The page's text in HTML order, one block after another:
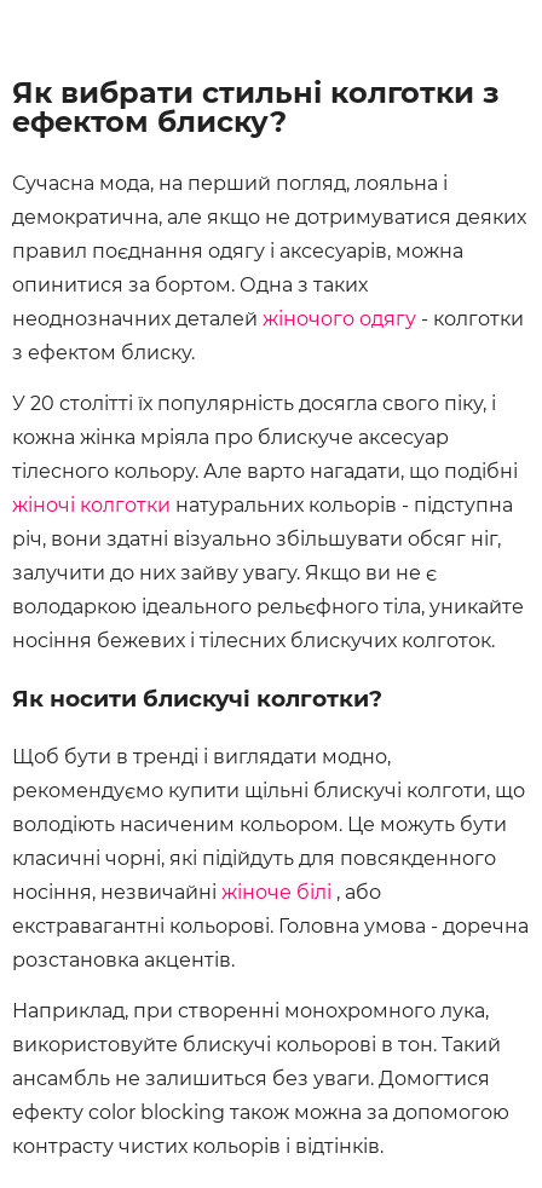
Як вибрати стильні колготки з
ефектом блиску?
Сучасна мода, на перший погляд, лояльна і
демократична, але якщо не дотримуватися деяких
правил поєднання одягу і аксесуарів, можна
опинитися за бортом. Одна з таких
неоднозначних деталей жіночого одягу - колготки
з ефектом блиску.
У 20 столітті їх популярність досягла свого піку, і
кожна жінка мріяла про блискуче аксесуар
тілесного кольору. Але варто нагадати, що подібні
жіночі колготки натуральних кольорів - підступна
річ, вони здатні візуально збільшувати обсяг ніг,
залучити до них зайву увагу. Якщо ви не є
володаркою ідеального рельєфного тіла, уникайте
носіння бежевих і тілесних блискучих колготок.
Як носити блискучі колготки?
Щоб бути в тренді і виглядати модно,
рекомендуємо купити щільні блискучі колготи, що
володіють насиченим кольором. Це можуть бути
класичні чорні, які підійдуть для повсякденного
носіння, незвичайні жіноче білі , або
екстравагантні кольорові. Головна умова - доречна
розстановка акцентів.
Наприклад, при створенні монохромного лука,
використовуйте блискучі кольорові в тон. Такий
ансамбль не залишиться без уваги. Домогтися
ефекту color blocking також можна за допомогою
контрасту чистих кольорів і відтінків.